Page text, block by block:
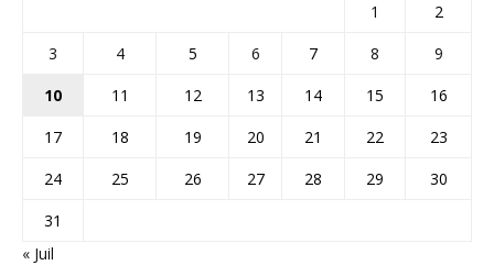
1
2
3
4 5 6 7 8
9
10
11 12 13 14 15
16
17
18 19 20 21 22
23
24
25 26 27 28 29
30
31
« Juil